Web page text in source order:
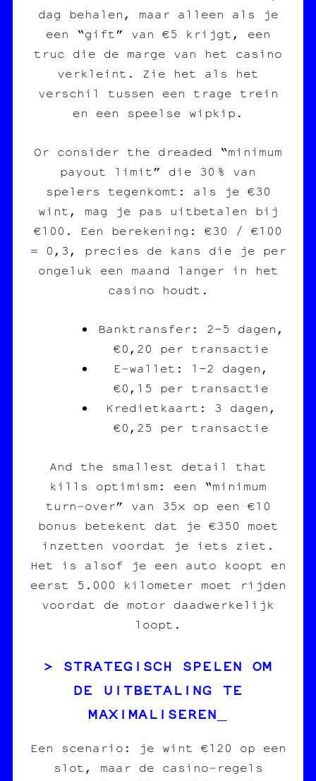
dag behalen, maar alleen als je
een “gift” van €5 krijgt, een
truc die de marge van het casino
verkleint. Zie het als het
verschil tussen een trage trein
en een speelse wipkip.
Or consider the dreaded “minimum
payout limit” die 30 % van
spelers tegenkomt: als je €30
wint, mag je pas uitbetalen bij
€100. Een berekening: €30 / €100
= 0,3, precies de kans die je per
ongeluk een maand langer in het
casino houdt.
Banktransfer: 2–5 dagen,
€0,20 per transactie
E‑wallet: 1–2 dagen,
€0,15 per transactie
Kredietkaart: 3 dagen,
€0,25 per transactie
And the smallest detail that
kills optimism: een “minimum
turn‑over” van 35x op een €10
bonus betekent dat je €350 moet
inzetten voordat je iets ziet.
Het is alsof je een auto koopt en
eerst 5.000 kilometer moet rijden
voordat de motor daadwerkelijk
loopt.
STRATEGISCH SPELEN OM
DE UITBETALING TE
MAXIMALISEREN
Een scenario: je wint €120 op een
slot, maar de casino‑regels